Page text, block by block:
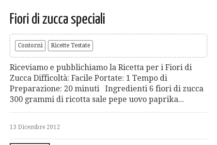
Fiori di zucca speciali
Contorni Ricette Testate
Riceviamo e pubblichiamo la Ricetta per i Fiori di
Zucca Difficoltà: Facile Portate: 1 Tempo di
Preparazione: 20 minuti Ingredienti 6 fiori di zucca
300 grammi di ricotta sale pepe uovo paprika...
13 Dicembre 2012